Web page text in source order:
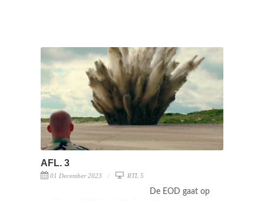
AFL. 3
01 December 2023 RTL 5
De EOD gaat op